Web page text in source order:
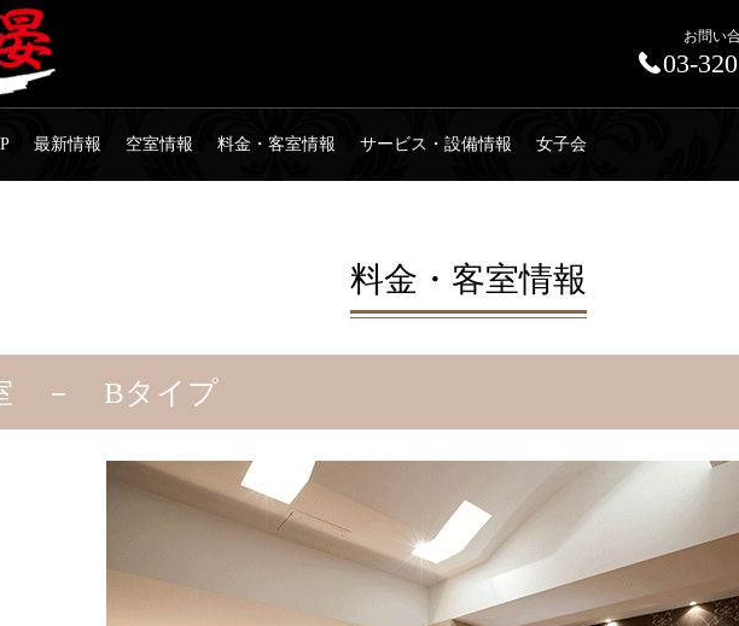
お問い
03-
最新情報 空室情報 料金・客室情報 サービス・設備情報 女子会
料金・客室情報
－ Bタイプ